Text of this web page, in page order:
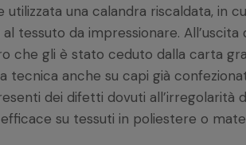
una calandra riscaldata, in
tessuto da impressionare. All’uscita
che gli è stato ceduto dalla carta
tecnica anche su capi già
dei difetti dovuti all’irregolarità
su tessuti in poliestere o